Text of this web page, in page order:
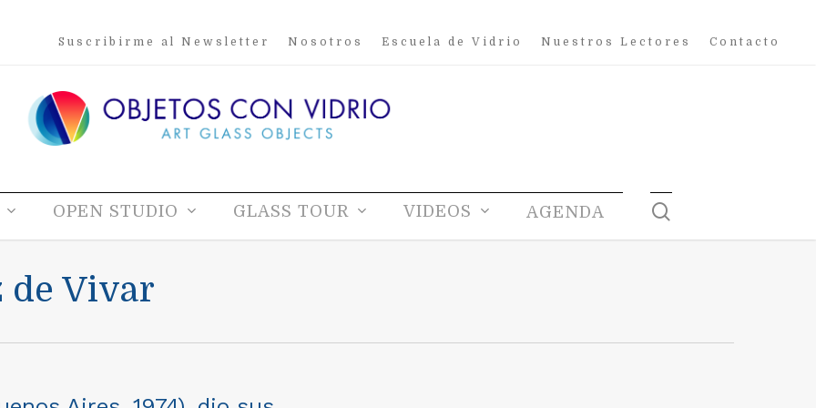
Suscribirme al Newsletter Nosotros Escuela de Vidrio Nuestros Lectores Contacto
OPEN STUDIO GLASS TOUR VIDEOS AGENDA
de Vivar